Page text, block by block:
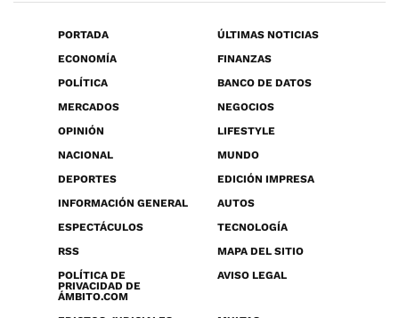
PORTADA
ÚLTIMAS NOTICIAS
ECONOMÍA
FINANZAS
POLÍTICA
BANCO DE DATOS
MERCADOS
NEGOCIOS
OPINIÓN
LIFESTYLE
NACIONAL
MUNDO
DEPORTES
EDICIÓN IMPRESA
INFORMACIÓN GENERAL
AUTOS
ESPECTÁCULOS
TECNOLOGÍA
RSS
MAPA DEL SITIO
POLÍTICA DE
PRIVACIDAD DE
ÁMBITO.COM
AVISO LEGAL